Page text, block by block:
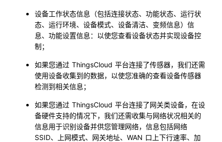
设备工作状态信息（包括连接状态、功能状态、运行状
态、运行环境、设备模式、设备清洁、变频信息）信
息、功能设置信息：以使您查看设备状态并实现设备控
制；
如果您通过 ThingsCloud 平台连接了传感器，我们还需
使用设备收集到的数据，以使您准确的查看设备传感器
检测到相关信息；
如果您通过 ThingsCloud 平台连接了网关类设备，在设
备硬件支持的情况下，我们还需收集与网络状况相关的
信息用于识别设备并供您管理网络，信息包括网络
SSID、上网模式、网关地址、WAN 口上下行速率、加